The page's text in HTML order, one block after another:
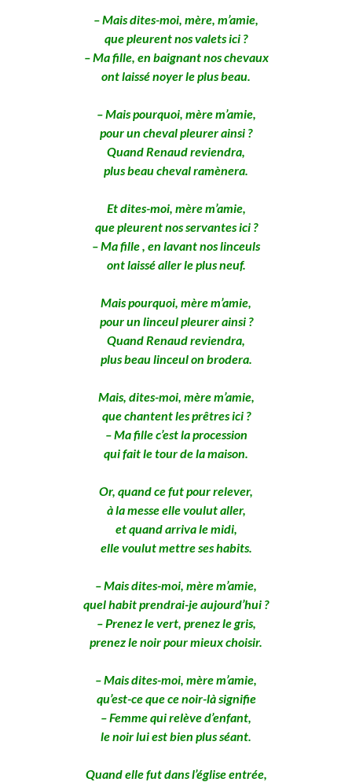
– Mais dites-moi, mère, m’amie,
que pleurent nos valets ici ?
– Ma fille, en baignant nos chevaux
ont laissé noyer le plus beau.
– Mais pourquoi, mère m’amie,
pour un cheval pleurer ainsi ?
Quand Renaud reviendra,
plus beau cheval ramènera.
Et dites-moi, mère m’amie,
que pleurent nos servantes ici ?
– Ma fille , en lavant nos linceuls
ont laissé aller le plus neuf.
Mais pourquoi, mère m’amie,
pour un linceul pleurer ainsi ?
Quand Renaud reviendra,
plus beau linceul on brodera.
Mais, dites-moi, mère m’amie,
que chantent les prêtres ici ?
– Ma fille c’est la procession
qui fait le tour de la maison.
Or, quand ce fut pour relever,
à la messe elle voulut aller,
et quand arriva le midi,
elle voulut mettre ses habits.
– Mais dites-moi, mère m’amie,
quel habit prendrai-je aujourd’hui ?
– Prenez le vert, prenez le gris,
prenez le noir pour mieux choisir.
– Mais dites-moi, mère m’amie,
qu’est-ce que ce noir-là signifie
– Femme qui relève d’enfant,
le noir lui est bien plus séant.
Quand elle fut dans l’église entrée,